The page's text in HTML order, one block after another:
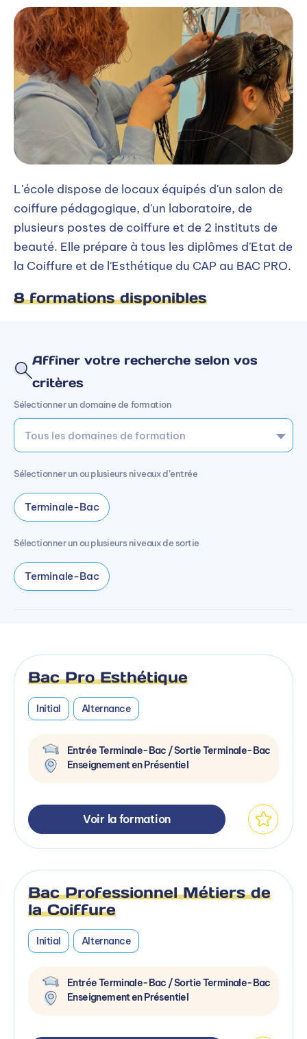
L'école dispose de locaux équipés d'un salon de
coiffure pédagogique, d'un laboratoire, de
plusieurs postes de coiffure et de 2 instituts de
beauté. Elle prépare à tous les diplômes d'Etat de
la Coiffure et de l'Esthétique du CAP au BAC PRO.
8 formations disponibles
Affiner votre recherche selon vos
critères
Sélectionner un domaine de formation
Sélectionner un ou plusieurs niveaux d’entrée
Terminale-Bac
Sélectionner un ou plusieurs niveaux de sortie
Terminale-Bac
Bac Pro Esthétique
Initial Alternance
Entrée Terminale-Bac / Sortie Terminale-Bac
Enseignement en Présentiel
Voir la formation
Bac Professionnel Métiers de
la Coiffure
Initial Alternance
Entrée Terminale-Bac / Sortie Terminale-Bac
Enseignement en Présentiel